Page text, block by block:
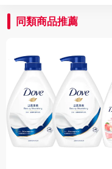
同類商品推薦